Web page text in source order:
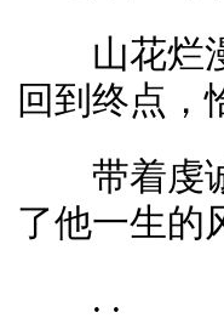
山花烂漫
回到终点，
带着虔诚
了他一生的
. .